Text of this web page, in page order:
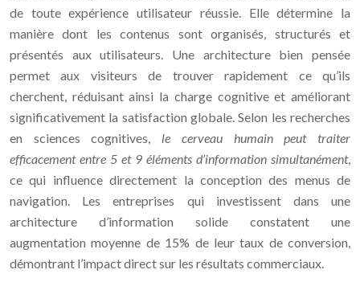
de toute expérience utilisateur réussie. Elle détermine la
manière dont les contenus sont organisés, structurés et
présentés aux utilisateurs. Une architecture bien pensée
permet aux visiteurs de trouver rapidement ce qu’ils
cherchent, réduisant ainsi la charge cognitive et améliorant
significativement la satisfaction globale. Selon les recherches
en sciences cognitives, le cerveau humain peut traiter
efficacement entre 5 et 9 éléments d’information simultanément,
ce qui influence directement la conception des menus de
navigation. Les entreprises qui investissent dans une
architecture d’information solide constatent une
augmentation moyenne de 15% de leur taux de conversion,
démontrant l’impact direct sur les résultats commerciaux.